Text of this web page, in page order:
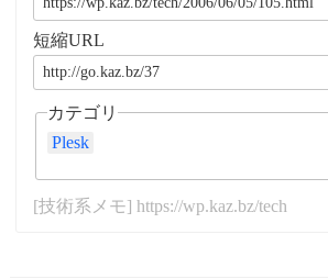
短縮URL
カテゴリ
Plesk
[技術系メモ] https://wp.kaz.bz/tech